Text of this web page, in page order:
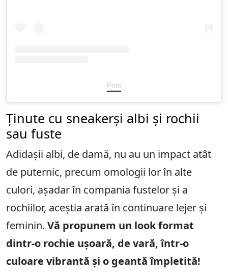
Post
Ținute cu sneakerși albi și rochii
sau fuste
Adidașii albi, de damă, nu au un impact atât
de puternic, precum omologii lor în alte
culori, așadar în compania fustelor și a
rochiilor, aceștia arată în continuare lejer și
feminin. Vă propunem un look format
dintr-o rochie ușoară, de vară, într-o
culoare vibrantă și o geantă împletită!